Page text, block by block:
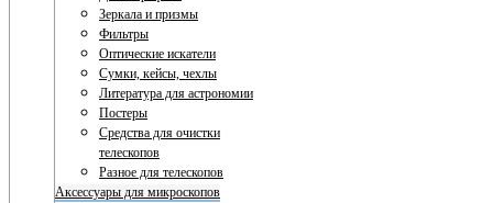
Зеркала и призмы
Фильтры
Оптические искатели
Сумки, кейсы, чехлы
Литература для астрономии
Постеры
Средства для очистки
телескопов
Разное для телескопов
Аксессуары для микроскопов